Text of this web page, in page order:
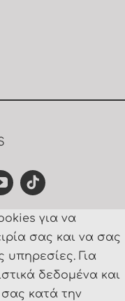
για να
σας και να σας
Για
δεδομένα και
κατά την